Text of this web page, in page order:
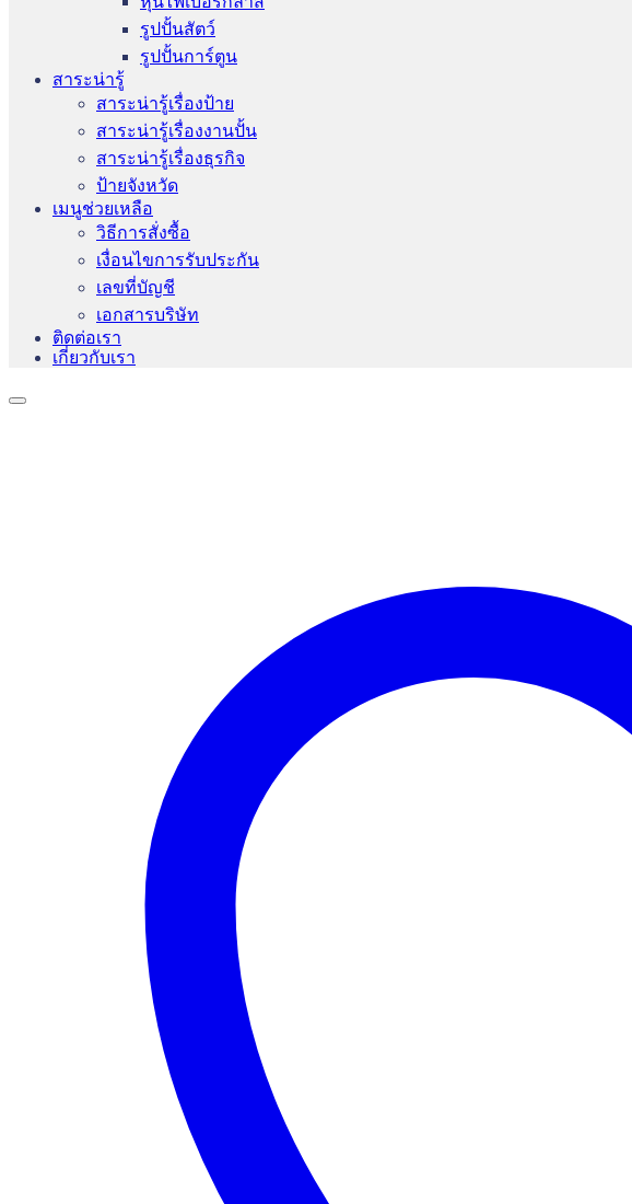
รูปปั้นสัตว์
รูปปั้นการ์ตูน
สาระน่ารู้
สาระน่ารู้เรื่องป้าย
สาระน่ารู้เรื่องงานปั้น
สาระน่ารู้เรื่องธุรกิจ
ป้ายจังหวัด
เมนูช่วยเหลือ
วิธีการสั่งซื้อ
เงื่อนไขการรับประกัน
เลขที่บัญชี
เอกสารบริษัท
ติดต่อเรา
เกี่ยวกับเรา